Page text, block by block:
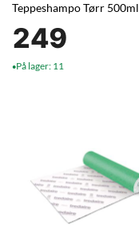
Teppeshampo Tørr 500ml
249
●På lager: 11